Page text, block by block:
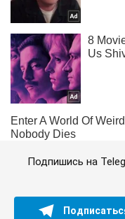
Подпишись на